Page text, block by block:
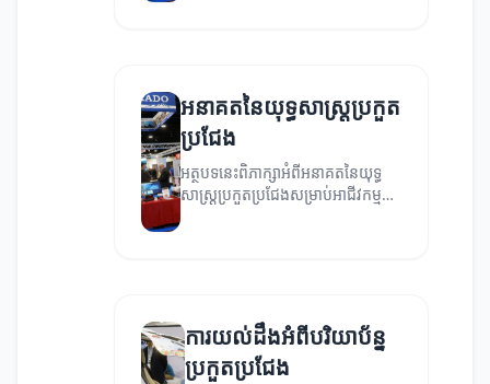
អនាគតនៃយុទ្ធសាស្ត្រប្រកួត
ប្រជែង
អត្ថបទនេះពិភាក្សាអំពីអនាគតនៃយុទ្ធ
សាស្ត្រប្រកួតប្រជែងសម្រាប់អាជីវកម្ម
ជប៉ុន, គន្លងរបស់វានឹងជួយអ្នកក្នុង
ការយល់ដឹងអំពីបរិយាប័ន្ន
ប្រកួតប្រជែង